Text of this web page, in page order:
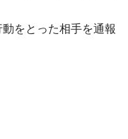
をとった相手を通報